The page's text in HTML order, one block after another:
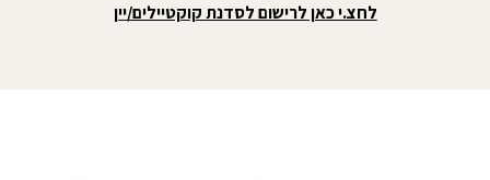
לחצ.י כאן לרישום לסדנת קוקטיילים/יין